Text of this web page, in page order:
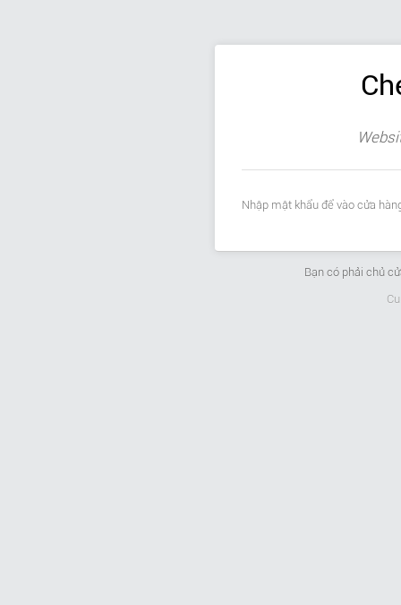
Nhập mật khẩu để vào cửa
Bạn có phải chủ